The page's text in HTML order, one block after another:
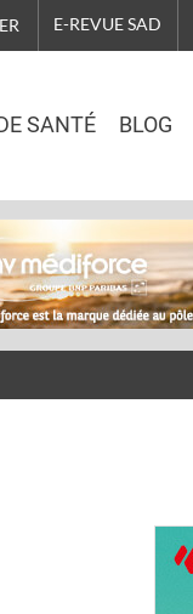
E-REVUE SAD
SANTÉ BLOG